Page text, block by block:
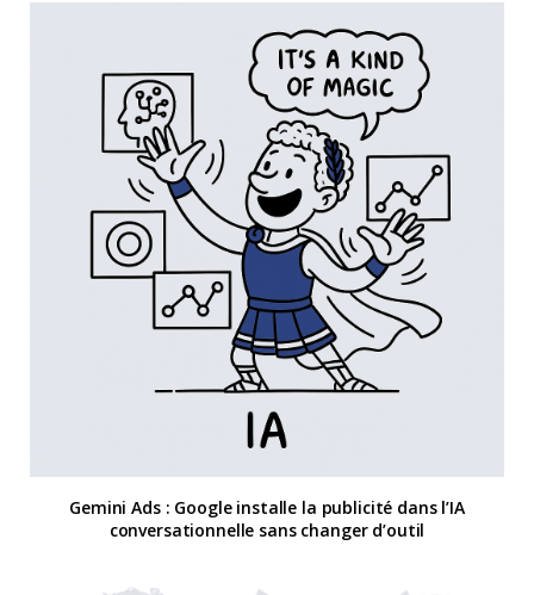
Gemini Ads : Google installe la publicité dans l’IA
conversationnelle sans changer d’outil